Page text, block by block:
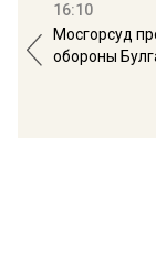
16:10
Мосгорсуд
обороны